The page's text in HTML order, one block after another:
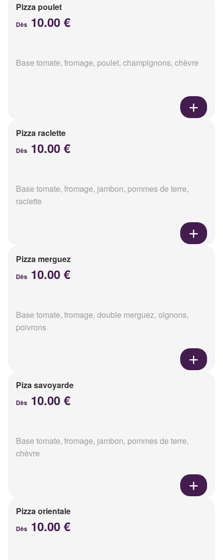
Pizza poulet
Dès 10.00 €
Base tomate, fromage, poulet, champignons, chèvre
Pizza raclette
Dès 10.00 €
Base tomate, fromage, jambon, pommes de terre,
raclette
Pizza merguez
Dès 10.00 €
Base tomate, fromage, double merguez, oignons,
poivrons
Piza savoyarde
Dès 10.00 €
Base tomate, fromage, jambon, pommes de terre,
chèvre
Pizza orientale
Dès 10.00 €